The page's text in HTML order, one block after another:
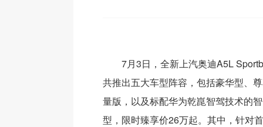
7月3日，全新上汽奥迪A5L
共推出五大车型阵容，包括豪华型、
量版，以及标配华为乾崑智驾技术的
型，限时臻享价26万起。其中，针对